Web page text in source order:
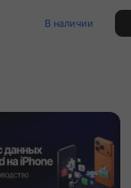
В наличии